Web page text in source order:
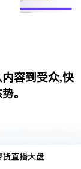
容到受众,快
。